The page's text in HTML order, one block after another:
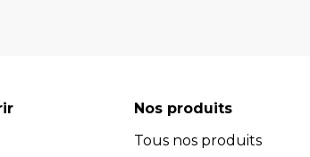
et la productivité de votre
de 45 ans d’expérience, PROVAC
Nos produits
Tous nos produits